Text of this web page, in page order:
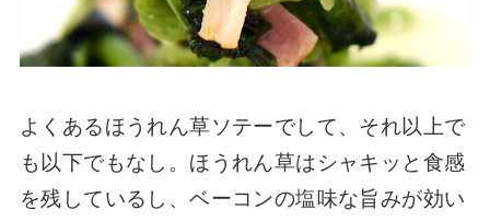
よくあるほうれん草ソテーでして、それ以上で
も以下でもなし。ほうれん草はシャキッと食感
を残しているし、ベーコンの塩味な旨みが効い